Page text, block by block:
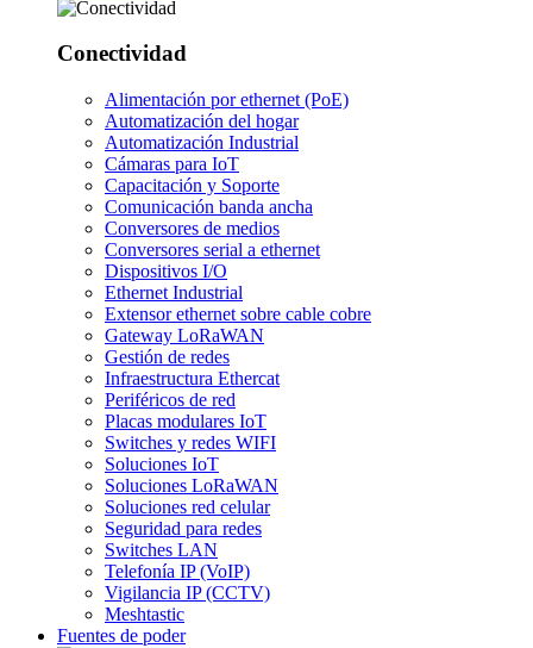
Conectividad
Alimentación por ethernet (PoE)
Automatización del hogar
Automatización Industrial
Cámaras para IoT
Capacitación y Soporte
Comunicación banda ancha
Conversores de medios
Conversores serial a ethernet
Dispositivos I/O
Ethernet Industrial
Extensor ethernet sobre cable cobre
Gateway LoRaWAN
Gestión de redes
Infraestructura Ethercat
Periféricos de red
Placas modulares IoT
Switches y redes WIFI
Soluciones IoT
Soluciones LoRaWAN
Soluciones red celular
Seguridad para redes
Switches LAN
Telefonía IP (VoIP)
Vigilancia IP (CCTV)
Meshtastic
Fuentes de poder